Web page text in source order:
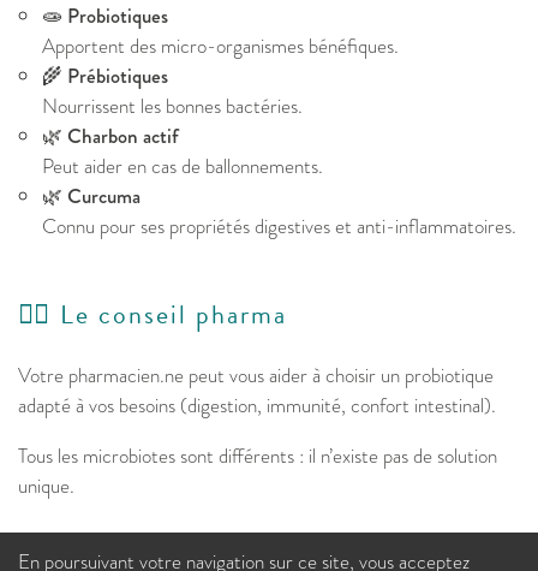
🧫 Probiotiques
Apportent des micro-organismes bénéfiques.
🌾 Prébiotiques
Nourrissent les bonnes bactéries.
🌿 Charbon actif
Peut aider en cas de ballonnements.
🌿 Curcuma
Connu pour ses propriétés digestives et anti-inflammatoires.
👩‍⚕️ Le conseil pharma
Votre pharmacien.ne peut vous aider à choisir un probiotique
adapté à vos besoins (digestion, immunité, confort intestinal).
Tous les microbiotes sont différents : il n’existe pas de solution
unique.
En poursuivant votre navigation sur ce site, vous acceptez